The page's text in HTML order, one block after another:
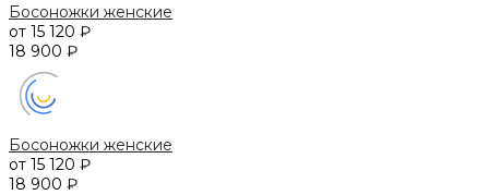
Босоножки женские
от 15 120 ₽
18 900 ₽
Босоножки женские
от 15 120 ₽
18 900 ₽